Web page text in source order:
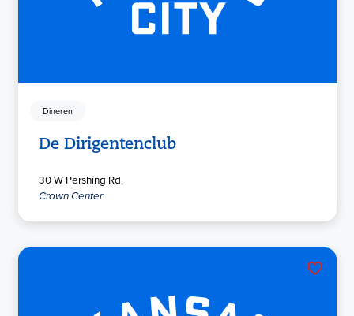
Dineren
De Dirigentenclub
30 W Pershing Rd.
Crown Center